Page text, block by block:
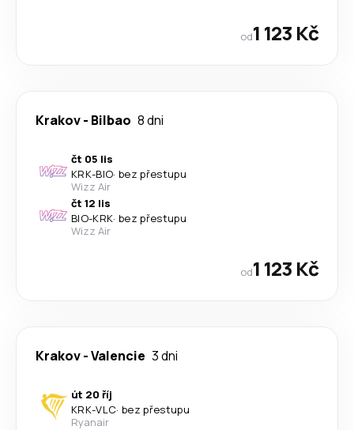
od1 123 Kč
Krakov- Bilbao 8 dni
čt 05 lis
KRK-BIO· bez přestupu
Wizz Air
čt 12 lis
BIO-KRK· bez přestupu
Wizz Air
od1 123 Kč
Krakov-Valencie 3 dni
út 20 říj
KRK-VLC· bez přestupu
Ryanair